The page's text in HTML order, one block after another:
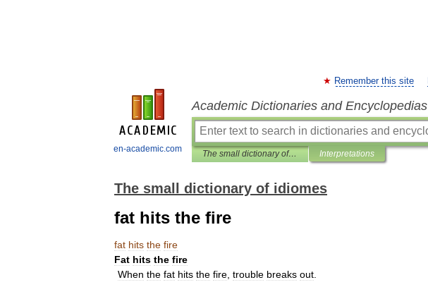
en-academic.com
Remember this site
Academic Dictionaries and Encyclopedias
The small dictionary of idiomes Interpretations
The small dictionary of idiomes
fat hits the fire
fat hits the fire
Fat hits the fire
When the fat hits the fire trouble breaks out